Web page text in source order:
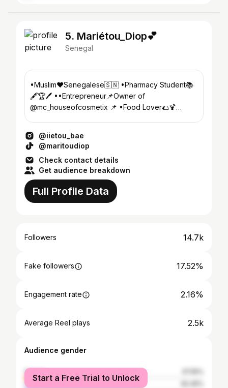
5. Mariétou_Diop💕
Senegal
•Muslim❤️Senegalese🇸🇳 •Pharmacy Student📚
🖋️🏆🖊️ ••Entrepreneur📌Owner of
@mc_houseofcosmetix 📌 •Food Lover🌮🍹
@iietou_bae
@maritoudiop
Check contact details
Get audience breakdown
Full Profile Data
Followers 14.7k
Fake followers 17.52%
Engagement rate 2.16%
Average Reel plays 2.5k
Audience gender
female
male
Start a Free Trial to Unlock